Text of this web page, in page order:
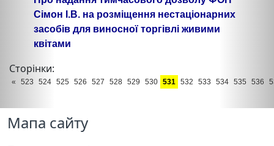
Сімон І.В. на розміщення нестаціонарних
засобів для виносної торгівлі живими
квітами
Сторінки:
« 523 524 525 526 527 528 529 530 531 532 533 534 535 536
Мапа сайту